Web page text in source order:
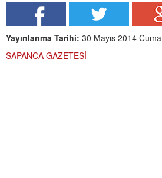
Yayınlanma Tarihi: 30 Mayıs 2014 Cuma
SAPANCA GAZETESİ